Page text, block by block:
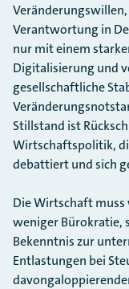
Verantwortung in
nur mit einem
Digitalisierung und
gesellschaftliche
Stillstand ist
Wirtschaftspolitik,
debattiert und sich
Die Wirtschaft
weniger Bürokratie,
Bekenntnis zur
Entlastungen bei